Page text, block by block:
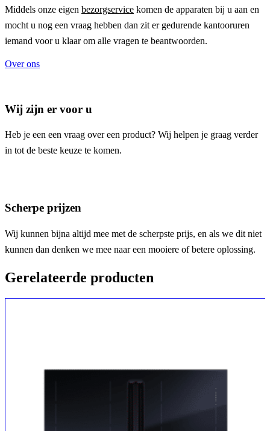
Middels onze eigen bezorgservice komen de apparaten bij u aan en
mocht u nog een vraag hebben dan zit er gedurende kantooruren
iemand voor u klaar om alle vragen te beantwoorden.
Over ons
Wij zijn er voor u
Heb je een een vraag over een product? Wij helpen je graag verder
in tot de beste keuze te komen.
Scherpe prijzen
Wij kunnen bijna altijd mee met de scherpste prijs, en als we dit niet
kunnen dan denken we mee naar een mooiere of betere oplossing.
Gerelateerde producten